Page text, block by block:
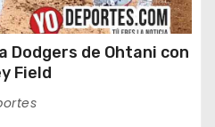
Dodgers de Ohtani con
Field